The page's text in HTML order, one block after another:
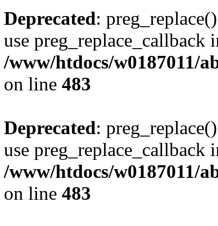
Deprecated:
use preg_replace_callback
/www/htdocs/w0187011/
on line 483
Deprecated:
use preg_replace_callback
/www/htdocs/w0187011/
on line 483